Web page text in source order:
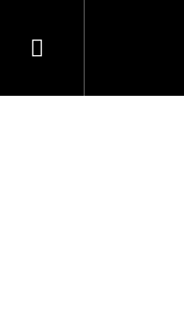
Nákupní